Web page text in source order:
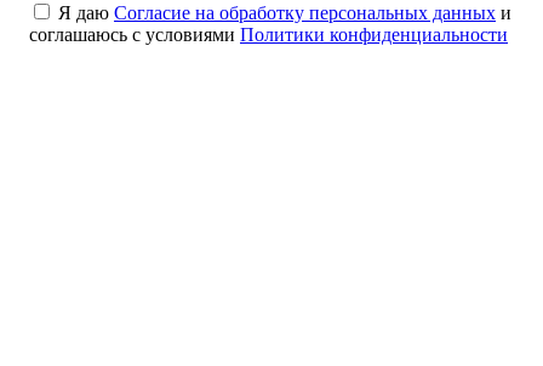
Я даю Cогласие на обработку персональных данных и
соглашаюсь с условиями Политики конфиденциальности